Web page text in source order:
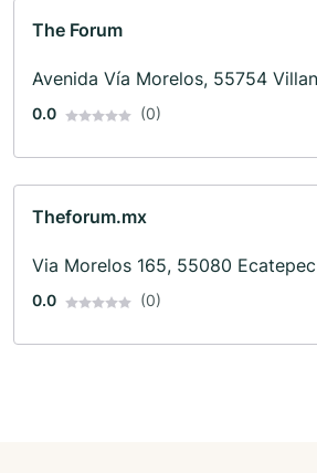
The Forum
Avenida Vía Morelos, 55754
0.0 (0)
Theforum.mx
Via Morelos 165, 55080 Ecatepec
0.0 (0)